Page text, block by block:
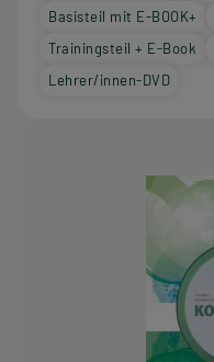
Basisteil mit E-BOOK+
Trainingsteil + E-Book
Lehrer/innen-DVD